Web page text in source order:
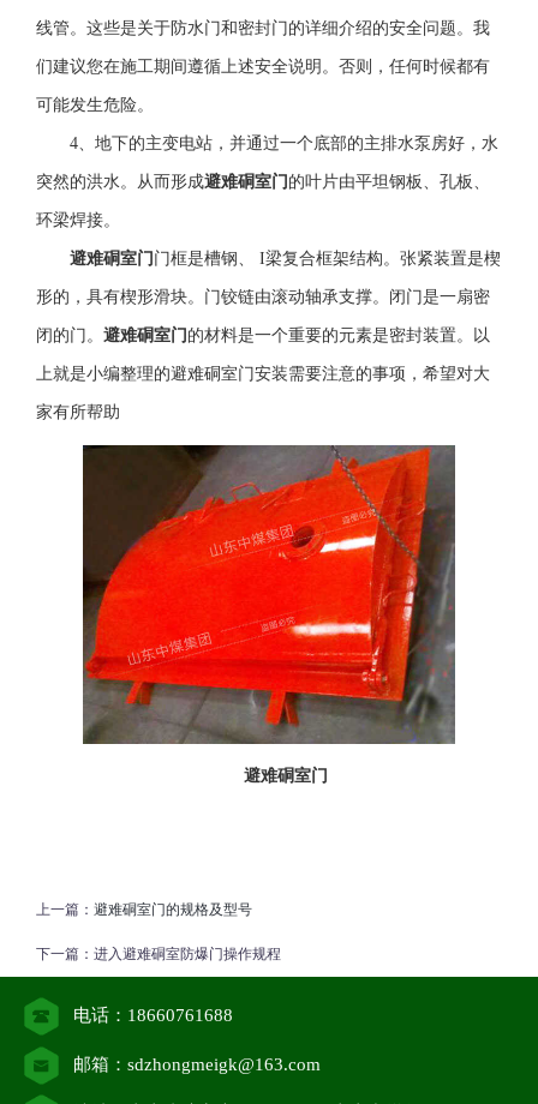
线管。这些是关于防水门和密封门的详细介绍的安全问题。我
们建议您在施工期间遵循上述安全说明。否则，任何时候都有
可能发生危险。
4、地下的主变电站，并通过一个底部的主排水泵房好，水
突然的洪水。从而形成避难硐室门 的叶片由平坦钢板、孔板、
环梁焊接。
避难硐室门 门框是槽钢、 I梁复合框架结构。张紧装置是楔
形的，具有楔形滑块。门铰链由滚动轴承支撑。闭门是一扇密
闭的门。 避难硐室门 的材料是一个重要的元素是密封装置。以
上就是小编整理的避难硐室门安装需要注意的事项，希望对大
家有所帮助
避难硐室门
上一篇： 避难硐室门的规格及型号
下一篇： 进入避难硐室防爆门操作规程
电话：18660761688
邮箱：sdzhongmeigk@163.com